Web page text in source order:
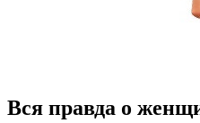
Вся правда о